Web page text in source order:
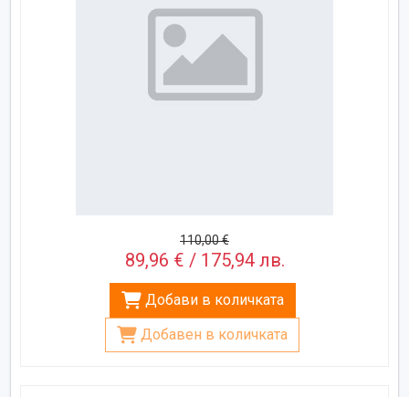
110,00 €
89,96 € / 175,94 лв.
Добави в количката
Добавен в количката